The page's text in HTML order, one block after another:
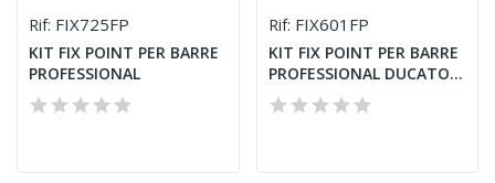
Rif: FIX725FP
KIT FIX POINT PER BARRE
PROFESSIONAL
Rif: FIX601FP
KIT FIX POINT PER BARRE
PROFESSIONAL DUCATO-
JUMPER